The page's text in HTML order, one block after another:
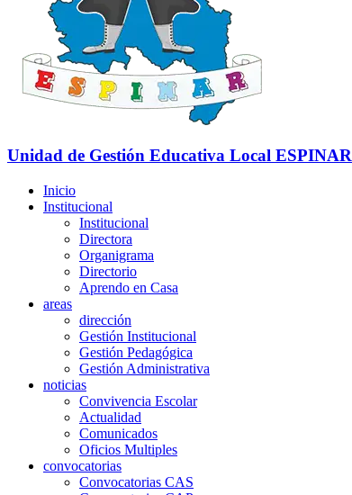
Unidad de Gestión Educativa Local ESPINAR
Inicio
Institucional
Institucional
Directora
Organigrama
Directorio
Aprendo en Casa
areas
dirección
Gestión Institucional
Gestión Pedagógica
Gestión Administrativa
noticias
Convivencia Escolar
Actualidad
Comunicados
Oficios Multiples
convocatorias
Convocatorias CAS